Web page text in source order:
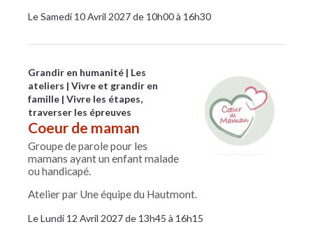
Le Samedi 10 Avril 2027 de 10h00 à 16h30
Grandir en humanité
Les
ateliers
Vivre et grandir en
famille Vivre les étapes,
traverser les épreuves
Coeur de maman
Groupe de parole pour les
mamans ayant un enfant malade
ou handicapé.
Atelier par Une équipe du Hautmont.
Le Lundi 12 Avril 2027 de 13h45 à 16h15